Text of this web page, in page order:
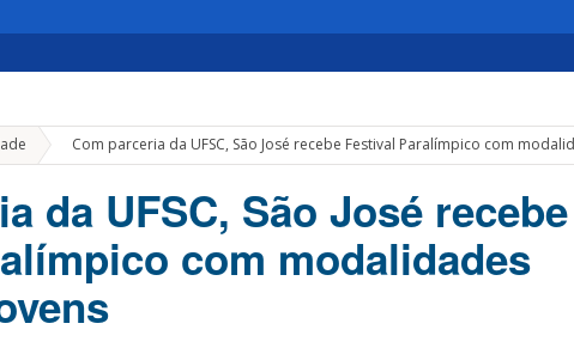
» Com parceria da UFSC, São José recebe Festival Paralímpico com
da UFSC, São José recebe
com modalidades